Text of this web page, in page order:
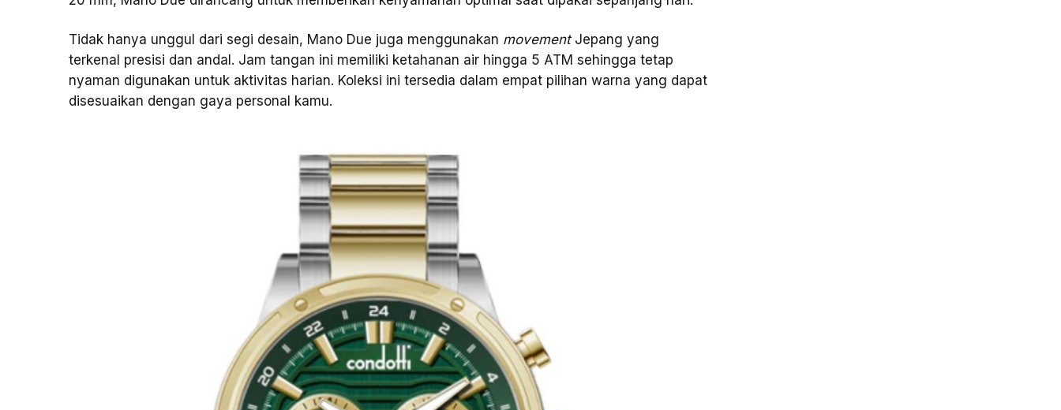
Tidak hanya unggul dari segi desain, Mano Due juga menggunakan movement Jepang yang
terkenal presisi dan andal. Jam tangan ini memiliki ketahanan air hingga 5 ATM sehingga tetap
nyaman digunakan untuk aktivitas harian. Koleksi ini tersedia dalam empat pilihan warna yang dapat
disesuaikan dengan gaya personal kamu.